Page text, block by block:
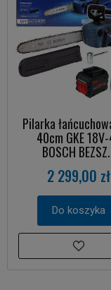
Pilarka
40cm GKE
BOSCH
2 299,00 zł
Do koszyka